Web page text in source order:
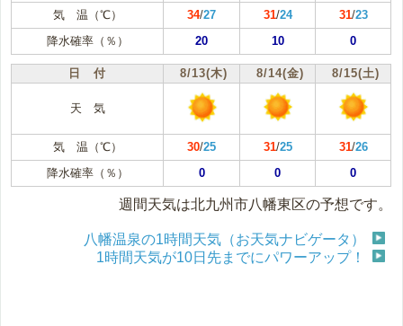
気 温（℃） 34/27 31/24 31/23
降水確率（％）
20 10 0
日 付 8/13(木) 8/14(金) 8/15(土)
天 気
気 温（℃） 30/25 31/25 31/26
降水確率（％）
0 0 0
週間天気は北九州市八幡東区の予想です。
八幡温泉の1時間天気（お天気ナビゲータ）
1時間天気が10日先までにパワーアップ！